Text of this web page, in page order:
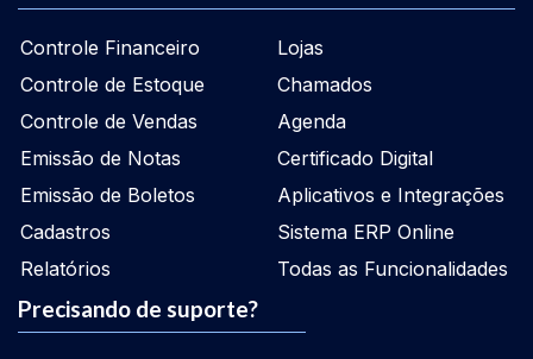
Controle Financeiro
Controle de Estoque
Controle de Vendas
Emissão de Notas
Emissão de Boletos
Cadastros
Relatórios
Lojas
Chamados
Agenda
Certificado Digital
Aplicativos e Integrações
Sistema ERP Online
Todas as Funcionalidades
Precisando de suporte?